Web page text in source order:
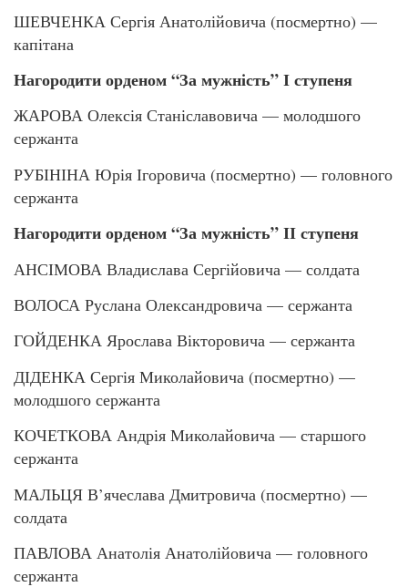
ШЕВЧЕНКА Сергія Анатолійовича (посмертно) —
капітана
Нагородити орденом “За мужність” І ступеня
ЖАРОВА Олексія Станіславовича — молодшого
сержанта
РУБІНІНА Юрія Ігоровича (посмертно) — головного
сержанта
Нагородити орденом “За мужність” ІІ ступеня
АНСІМОВА Владислава Сергійовича — солдата
ВОЛОСА Руслана Олександровича — сержанта
ГОЙДЕНКА Ярослава Вікторовича — сержанта
ДІДЕНКА Сергія Миколайовича (посмертно) —
молодшого сержанта
КОЧЕТКОВА Андрія Миколайовича — старшого
сержанта
МАЛЬЦЯ В’ячеслава Дмитровича (посмертно) —
солдата
ПАВЛОВА Анатолія Анатолійовича — головного
сержанта